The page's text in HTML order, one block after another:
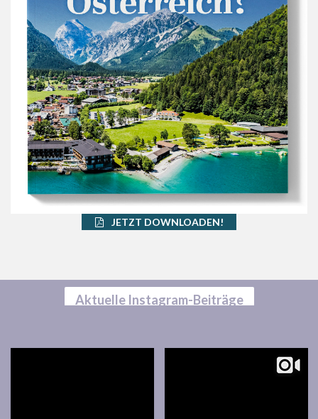
JETZT DOWNLOADEN!
Aktuelle Instagram-Beiträge